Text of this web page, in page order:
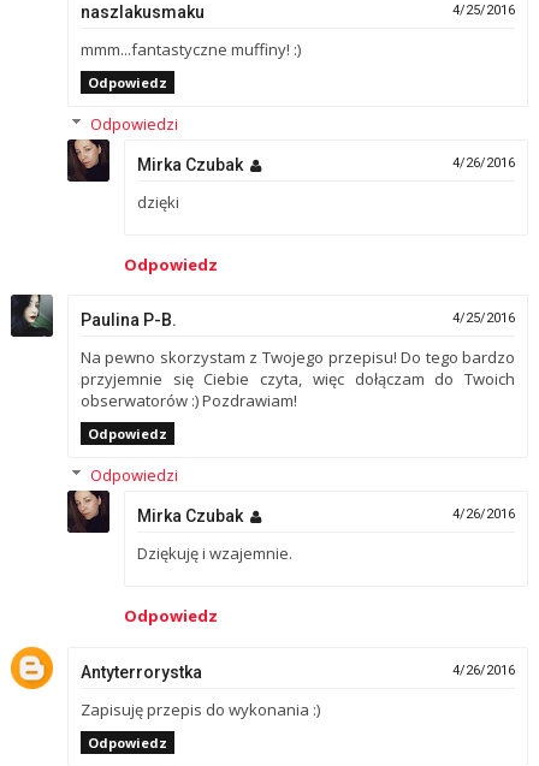
naszlakusmaku 4/25/2016
mmm...fantastyczne muffiny! :)
Odpowiedz
Odpowiedzi
Mirka Czubak 4/26/2016
dzięki
Odpowiedz
Paulina P-B. 4/25/2016
Na pewno skorzystam z Twojego przepisu! Do tego bardzo
przyjemnie się Ciebie czyta, więc dołączam do Twoich
obserwatorów :) Pozdrawiam!
Odpowiedz
Odpowiedzi
Mirka Czubak 4/26/2016
Dziękuję i wzajemnie.
Odpowiedz
Antyterrorystka 4/26/2016
Zapisuję przepis do wykonania :)
Odpowiedz